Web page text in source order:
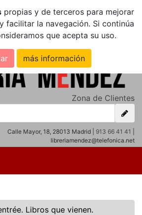
propias y de terceros para mejorar
facilitar la navegación. Si continúa
que acepta su uso.
más información
Zona de Clientes
Calle Mayor, 18, 28013 Madrid | 913 66 41 41
libreriamendez@telefonica.net
Libros que vienen.